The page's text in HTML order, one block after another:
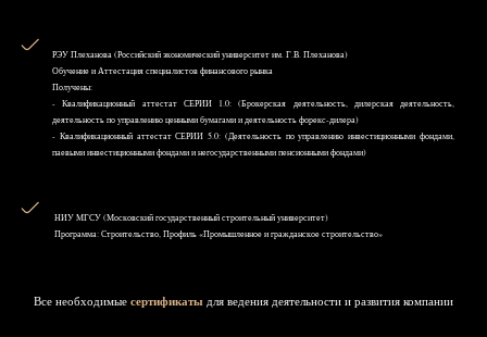
РЭУ Плеханова (Российский экономический университет им. Г.В. Плеханова)
Обучение и Аттестация специалистов финансового рынка
Получены:
- Квалификационный аттестат СЕРИИ 1.0: (Брокерская деятельность, дилерская деятельность,
деятельность по управлению ценными бумагами и деятельность форекс-дилера)
- Квалификационный аттестат СЕРИИ 5.0: (Деятельность по управлению инвестиционными фондами,
паевыми инвестиционными фондами и негосударственными пенсионными фондами)
НИУ MГСУ (Московский государственный строительный университет)
Программа: Строительство, Профиль «Промышленное и гражданское строительство»
Все необходимые сертификаты для ведения деятельности и развития компании